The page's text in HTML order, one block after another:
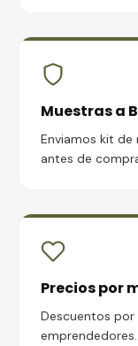
Muestras a
Enviamos kit de
antes de
Precios por
Descuentos
emprendedores.